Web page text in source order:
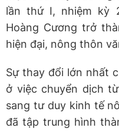
lần thứ I, nhiệm kỳ
Hoàng Cương trở
hiện đại, nông thôn
Sự thay đổi lớn nhất
ở việc chuyển dịch
sang tư duy kinh tế
đã tập trung hình